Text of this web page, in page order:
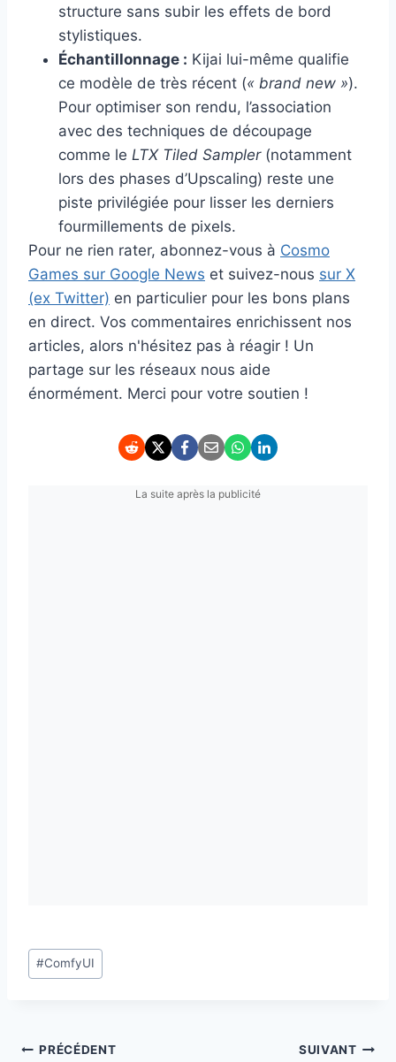
structure sans subir les effets de bord
stylistiques.
Échantillonnage : Kijai lui-même qualifie
ce modèle de très récent (« brand new »).
Pour optimiser son rendu, l’association
avec des techniques de découpage
comme le LTX Tiled Sampler(notamment
lors des phases d’Upscaling) reste une
piste privilégiée pour lisser les derniers
fourmillements de pixels.
Pour ne rien rater, abonnez-vous à Cosmo
Games sur Google News et suivez-nous sur X
(ex Twitter) en particulier pour les bons plans
en direct. Vos commentaires enrichissent nos
articles, alors n'hésitez pas à réagir ! Un
partage sur les réseaux nous aide
énormément. Merci pour votre soutien !
La suite après la publicité
Étiquettes
de
#ComfyUI
Navigation
PRÉCÉDENT SUIVANT